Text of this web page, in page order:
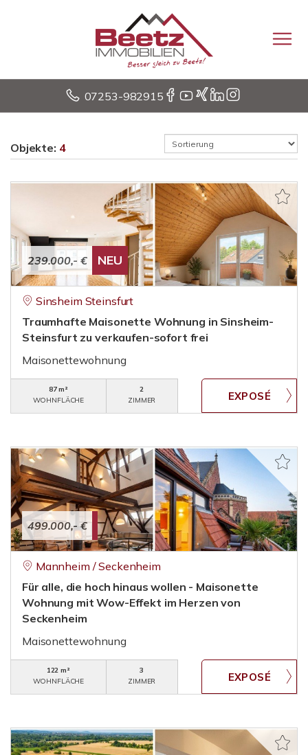
07253-982915
Objekte: 4
239.000,- € NEU
Sinsheim Steinsfurt
Traumhafte Maisonette Wohnung in Sinsheim-
Steinsfurt zu verkaufen-sofort frei
Maisonettewohnung
87 m²
WOHNFLÄCHE
2
ZIMMER
499.000,- €
Mannheim / Seckenheim
Für alle, die hoch hinaus wollen - Maisonette
Wohnung mit Wow-Effekt im Herzen von
Seckenheim
Maisonettewohnung
122 m²
WOHNFLÄCHE
3
ZIMMER